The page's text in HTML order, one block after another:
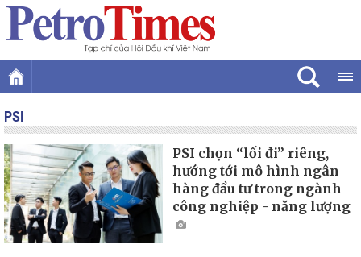
PSI
PSI chọn “lối đi” riêng,
hướng tới mô hình ngân
hàng đầu tư trong ngành
công nghiệp - năng lượng